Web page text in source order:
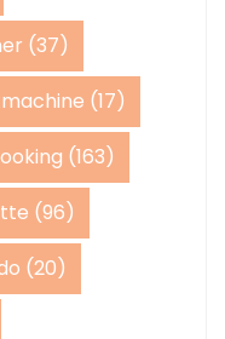
(37)
(17)
(163)
(96)
(20)